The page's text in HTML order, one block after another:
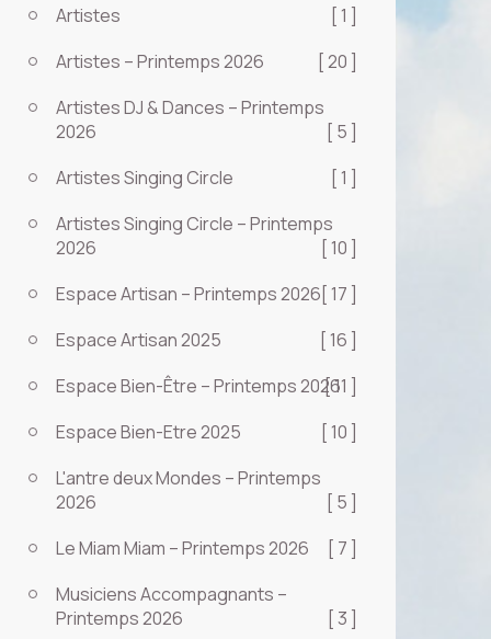
Artistes
[ 1 ]
Artistes – Printemps 2026
[ 20 ]
Artistes DJ & Dances – Printemps
2026
[ 5 ]
Artistes Singing Circle
[ 1 ]
Artistes Singing Circle – Printemps
2026
[ 10 ]
Espace Artisan – Printemps 2026[ 17 ]
Espace Artisan 2025
[ 16 ]
Espace Bien-Être – Printemps 2026[ 11 ]
Espace Bien-Etre 2025
[ 10 ]
L'antre deux Mondes – Printemps
2026
[ 5 ]
Le Miam Miam – Printemps 2026
[ 7 ]
Musiciens Accompagnants –
Printemps 2026
[ 3 ]